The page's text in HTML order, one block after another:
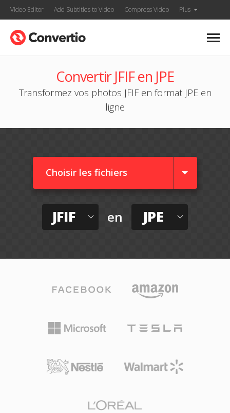
Video Editor Add Subtitles to Video Compress Video Plus
Convertir JFIF en JPE
Transformez vos photos JFIF en format JPE en
ligne
Choisir les fichiers
JFIF en JPE